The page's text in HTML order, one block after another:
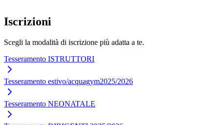
Iscrizioni
Scegli la modalità di iscrizione più adatta a te.
Tesseramento ISTRUTTORI
Tesseramento estivo/acquagym2025/2026
Tesseramento NEONATALE